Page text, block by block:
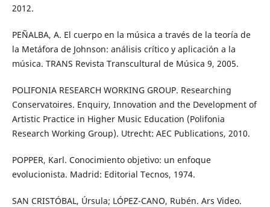
2012.
PEÑALBA, A. El cuerpo en la música a través de la teoría de
la Metáfora de Johnson: análisis crítico y aplicación a la
música. TRANS Revista Transcultural de Música 9, 2005.
POLIFONIA RESEARCH WORKING GROUP. Researching
Conservatoires. Enquiry, Innovation and the Development of
Artistic Practice in Higher Music Education (Polifonia
Research Working Group). Utrecht: AEC Publications, 2010.
POPPER, Karl. Conocimiento objetivo: un enfoque
evolucionista. Madrid: Editorial Tecnos, 1974.
SAN CRISTÓBAL, Úrsula; LÓPEZ-CANO, Rubén. Ars Video.